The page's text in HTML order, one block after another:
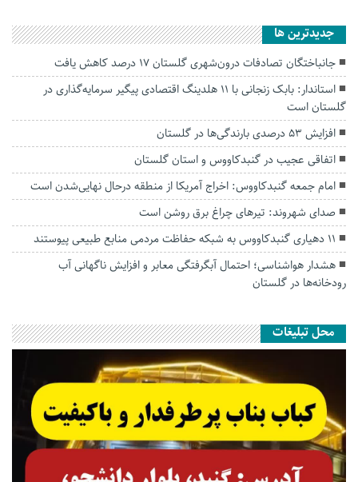
جديدترين ها
جانباختگان تصادفات درون‌شهری گلستان ۱۷ درصد کاهش یافت
استاندار: بابک زنجانی با ۱۱ هلدینگ اقتصادی پیگیر سرمایه‌گذاری در
گلستان است
افزایش ۵۳ درصدی بارندگی‌ها در گلستان
اتفاقی عجیب در‌ گنبدکاووس و استان گلستان
امام جمعه گنبدکاووس: اخراج آمریکا از منطقه درحال نهایی‌شدن است
صدای شهروند: تیرهای چراغ برق روشن است
۱۱ دهیاری گنبدکاووس به شبکه حفاظت مردمی منابع طبیعی پیوستند
هشدار هواشناسی؛ احتمال آبگرفتگی معابر و افزایش ناگهانی آب
رودخانه‌ها در گلستان
محل تبلیغات